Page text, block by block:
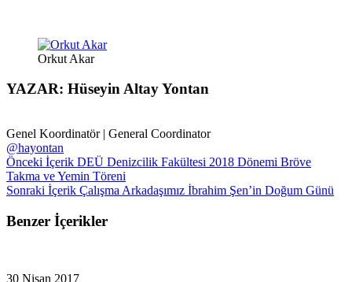
Orkut Akar
YAZAR: Hüseyin Altay Yontan
Genel Koordinatör | General Coordinator
@hayontan
Önceki İçerik DEÜ Denizcilik Fakültesi 2018 Dönemi Bröve
Takma ve Yemin Töreni
Sonraki İçerik Çalışma Arkadaşımız İbrahim Şen’in Doğum Günü
Benzer İçerikler
30 Nisan 2017